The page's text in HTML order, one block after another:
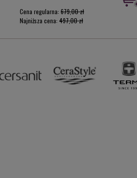
Cena regularna:679,00 zł
Najniższa cena:497,00 zł